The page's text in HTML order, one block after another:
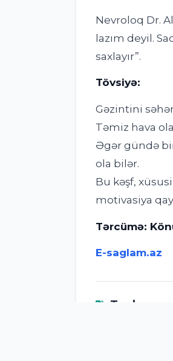
Nevroloq Dr.
lazım deyil.
saxlayır”.
Tövsiyə:
Gəzintini
Təmiz hava
Əgər gündə
ola bilər.
Bu kəşf,
motivasiya
Tərcümə:
E-saglam.az
Taglər